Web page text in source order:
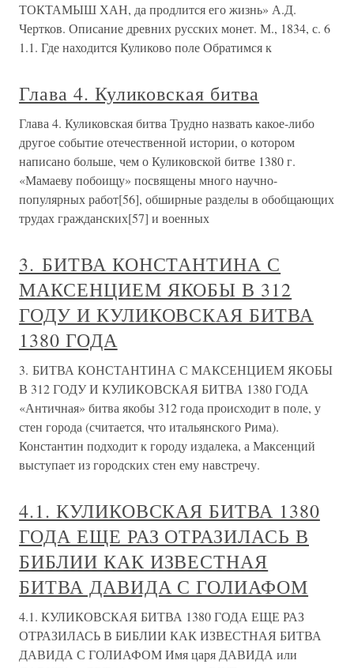
ТОКТАМЫШ ХАН, да продлится его жизнь» А.Д.
Чертков. Описание древних русских монет. М., 1834, с. 6
1.1. Где находится Куликово поле Обратимся к
Глава 4. Куликовская битва
Глава 4. Куликовская битва Трудно назвать какое-либо
другое событие отечественной истории, о котором
написано больше, чем о Куликовской битве 1380 г.
«Мамаеву побоищу» посвящены много научно-
популярных работ[56], обширные разделы в обобщающих
трудах гражданских[57] и военных
3. БИТВА КОНСТАНТИНА С
МАКСЕНЦИЕМ ЯКОБЫ В 312
ГОДУ И КУЛИКОВСКАЯ БИТВА
1380 ГОДА
3. БИТВА КОНСТАНТИНА С МАКСЕНЦИЕМ ЯКОБЫ
В 312 ГОДУ И КУЛИКОВСКАЯ БИТВА 1380 ГОДА
«Античная» битва якобы 312 года происходит в поле, у
стен города (считается, что итальянского Рима).
Константин подходит к городу издалека, а Максенций
выступает из городских стен ему навстречу.
4.1. КУЛИКОВСКАЯ БИТВА 1380
ГОДА ЕЩЕ РАЗ ОТРАЗИЛАСЬ В
БИБЛИИ КАК ИЗВЕСТНАЯ
БИТВА ДАВИДА С ГОЛИАФОМ
4.1. КУЛИКОВСКАЯ БИТВА 1380 ГОДА ЕЩЕ РАЗ
ОТРАЗИЛАСЬ В БИБЛИИ КАК ИЗВЕСТНАЯ БИТВА
ДАВИДА С ГОЛИАФОМ Имя царя ДАВИДА или